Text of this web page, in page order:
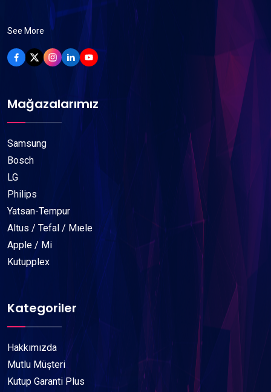
See More
Mağazalarımız
Samsung
Bosch
LG
Philips
Yatsan-Tempur
Altus / Tefal / Mıele
Apple / Mi
Kutupplex
Kategoriler
Hakkımızda
Mutlu Müşteri
Kutup Garanti Plus